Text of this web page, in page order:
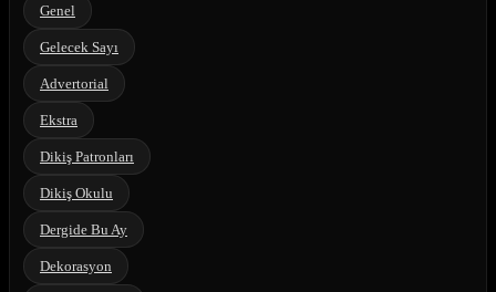
Genel
Gelecek Sayı
Advertorial
Ekstra
Dikiş Patronları
Dikiş Okulu
Dergide Bu Ay
Dekorasyon